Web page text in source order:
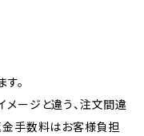
。
ージと違う、注文間違
金手数料はお客様負担